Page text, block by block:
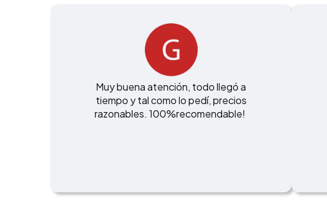
Muy buena atención, todo llegó a
tiempo y tal como lo pedí, precios
razonables. 100%recomendable!